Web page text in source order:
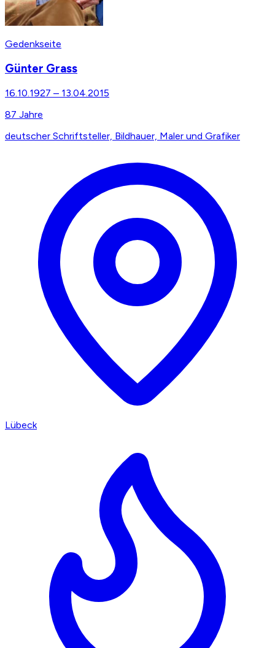
Gedenkseite
Günter Grass
16.10.1927 – 13.04.2015
87 Jahre
deutscher Schriftsteller, Bildhauer, Maler und Grafiker
Lübeck